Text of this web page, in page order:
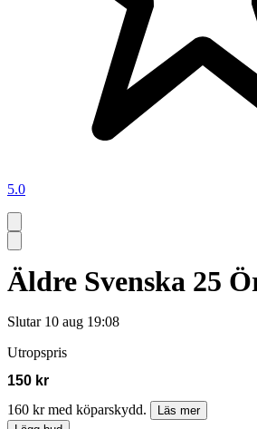
5.0
Äldre Svenska 25
Slutar 10 aug 19:08
Utropspris
150 kr
160 kr med köparskydd.
Läs mer